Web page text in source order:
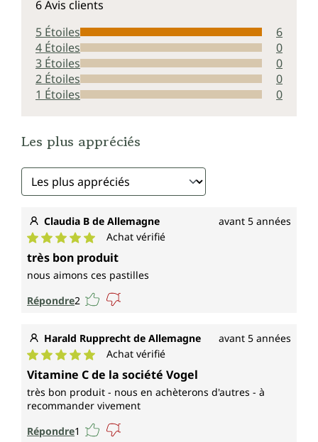
6 Avis clients
5 Étoiles
6
4 Étoiles
0
3 Étoiles
0
2 Étoiles
0
1 Étoiles
0
Les plus appréciés
Claudia B de Allemagne avant 5 années
Note moyenne de 5 sur 5 étoiles
Achat vérifié
très bon produit
nous aimons ces pastilles
Répondre2
Harald Rupprecht de Allemagne avant 5 années
Note moyenne de 5 sur 5 étoiles
Achat vérifié
Vitamine C de la société Vogel
très bon produit - nous en achèterons d'autres - à
recommander vivement
Répondre1